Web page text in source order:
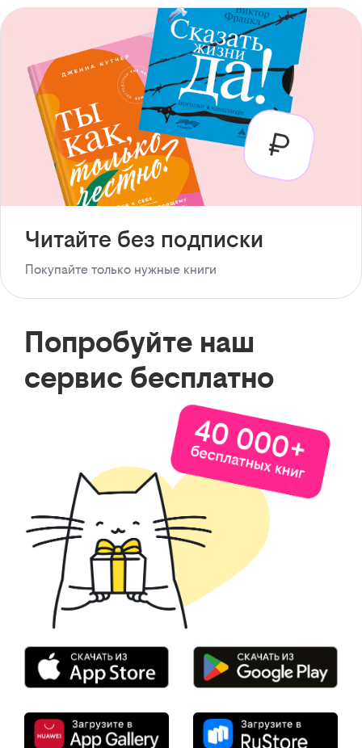
Читайте без подписки
Покупайте только нужные книги
Попробуйте наш
сервис бесплатно